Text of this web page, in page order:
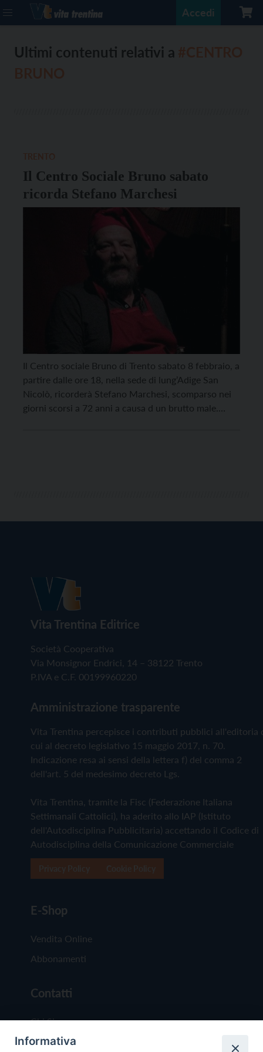
Accedi
Ultimi contenuti relativi a
Il Centro Sociale Bruno sabato
ricorda Stefano Marchesi
Il Centro sociale Bruno di Trento sabato 8 febbraio, a
partire dalle ore 18, nella sede di lung’Adige San
Nicolò, ricorderà Stefano Marchesi, scomparso nei
giorni scorsi a 72 anni a causa d un brutto male.
Vita Trentina Editrice
Società Cooperativa
Via Monsignor Endrici, 14 – 38122 Trento
P.IVA e C.F. 00199960220
Amministrazione trasparente
Vita Trentina percepisce i contributi pubblici all'editoria
cui al decreto legislativo 15 maggio 2017, n. 70.
Indicazione resa ai sensi della lettera f) del comma 2
dell'art. 5 del medesimo decreto Lgs.
Vita Trentina, tramite la Fisc (Federazione Italiana
Settimanali Cattolici), ha aderito allo IAP (Istituto
dell'Autodisciplina Pubblicitaria) accettando il Codice di
Autodisciplina della Comunicazione Commerciale
E-Shop
Vendita Online
Abbonamenti
Contatti
Chi Siamo
Redazione
Informativa